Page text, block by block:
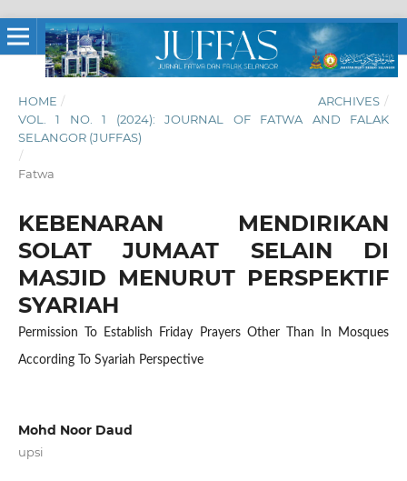
HOME / ARCHIVES /
VOL. 1 NO. 1 (2024): JOURNAL OF FATWA AND FALAK
SELANGOR (JUFFAS)
/
Fatwa
KEBENARAN MENDIRIKAN
SOLAT JUMAAT SELAIN DI
MASJID MENURUT PERSPEKTIF
SYARIAH
Permission To Establish Friday Prayers Other Than In Mosques
According To Syariah Perspective
Mohd Noor Daud
upsi